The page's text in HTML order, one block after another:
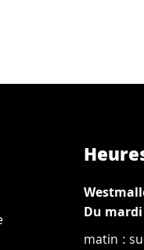
Du
matin :